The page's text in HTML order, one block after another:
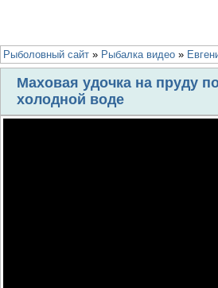
Рыболовный сайт » Рыбалка видео »
Маховая удочка на пруду
холодной воде